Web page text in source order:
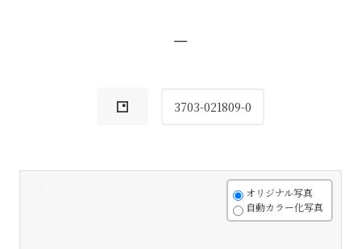
−
3703-021809-0
オリジナル写真
自動カラー化写真